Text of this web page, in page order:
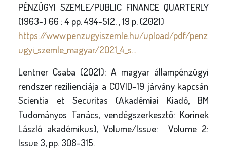
PÉNZÜGYI SZEMLE/PUBLIC FINANCE QUARTERLY
(1963-) 66 : 4 pp. 494-512. , 19 p. (2021)
https://www.penzugyiszemle.hu/upload/pdf/penz
ugyi_szemle_magyar/2021_4_s...
Lentner Csaba (2021): A magyar állampénzügyi
rendszer rezilienciája a COVID–19 járvány kapcsán
Scientia et Securitas (Akadémiai Kiadó, BM
Tudományos Tanács, vendégszerkesztő: Korinek
László akadémikus), Volume/Issue: Volume 2:
Issue 3, pp. 308-315.